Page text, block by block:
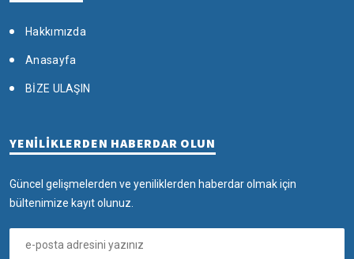
Hakkımızda
Anasayfa
BİZE ULAŞIN
YENİLİKLERDEN HABERDAR OLUN
Güncel gelişmelerden ve yeniliklerden haberdar olmak için
bültenimize kayıt olunuz.